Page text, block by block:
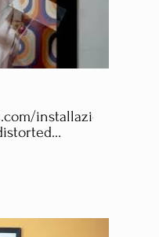
installazioni-
special